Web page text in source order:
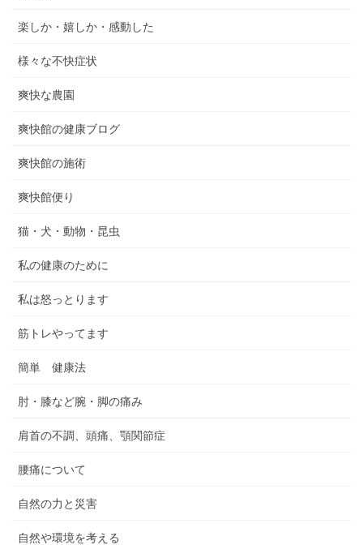
楽しか・嬉しか・感動した
様々な不快症状
爽快な農園
爽快館の健康ブログ
爽快館の施術
爽快館便り
猫・犬・動物・昆虫
私の健康のために
私は怒っとります
筋トレやってます
簡単 健康法
肘・膝など腕・脚の痛み
肩首の不調、頭痛、顎関節症
腰痛について
自然の力と災害
自然や環境を考える